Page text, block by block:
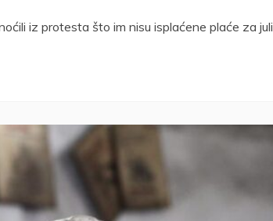
iz protesta što im nisu isplaćene plaće za juli